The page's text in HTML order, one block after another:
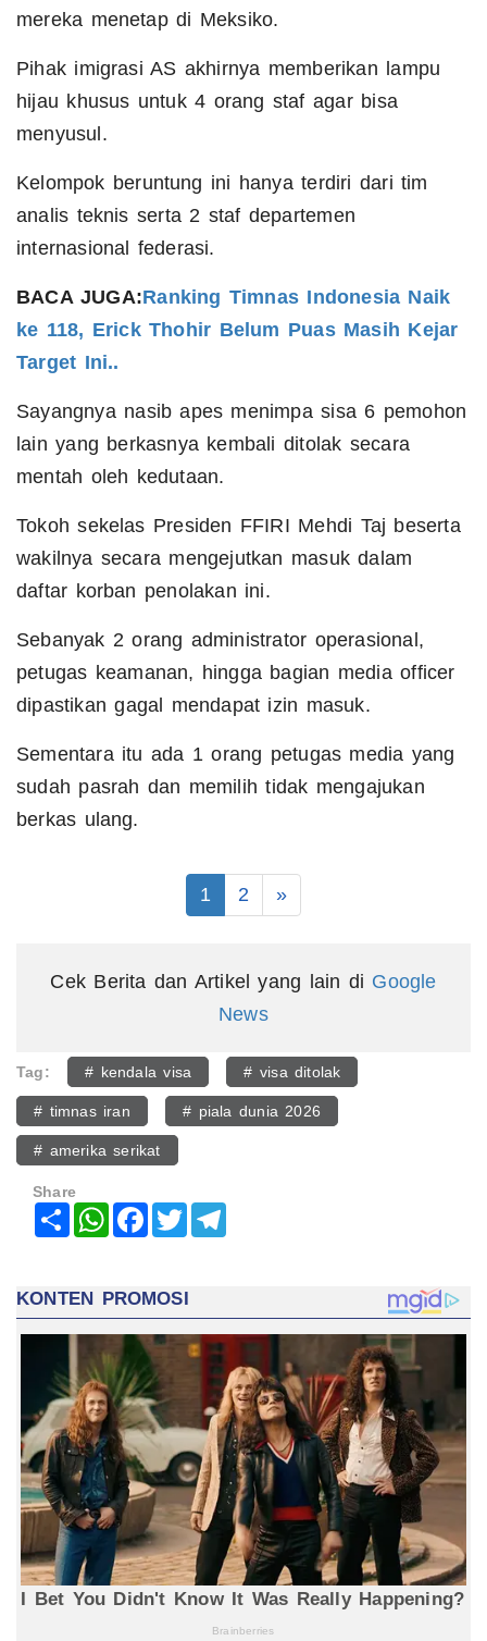
mereka menetap di Meksiko.
Pihak imigrasi AS akhirnya memberikan lampu
hijau khusus untuk 4 orang staf agar bisa
menyusul.
Kelompok beruntung ini hanya terdiri dari tim
analis teknis serta 2 staf departemen
internasional federasi.
BACA JUGA:Ranking Timnas Indonesia Naik
ke 118, Erick Thohir Belum Puas Masih Kejar
Target Ini..
Sayangnya nasib apes menimpa sisa 6 pemohon
lain yang berkasnya kembali ditolak secara
mentah oleh kedutaan.
Tokoh sekelas Presiden FFIRI Mehdi Taj beserta
wakilnya secara mengejutkan masuk dalam
daftar korban penolakan ini.
Sebanyak 2 orang administrator operasional,
petugas keamanan, hingga bagian media officer
dipastikan gagal mendapat izin masuk.
Sementara itu ada 1 orang petugas media yang
sudah pasrah dan memilih tidak mengajukan
berkas ulang.
1 2 »
Cek Berita dan Artikel yang lain di Google
News
Tag: # kendala visa # visa ditolak
# timnas iran # piala dunia 2026
# amerika serikat
Share
Share WhatsAppFacebook
Twitter